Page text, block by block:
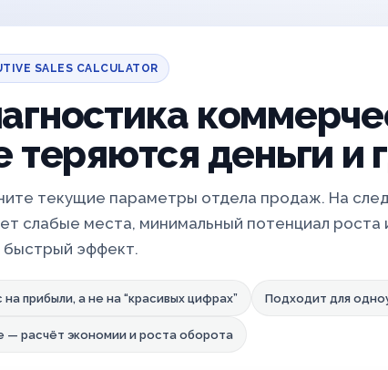
SALES CALCULATOR
теряются деньги и
текущие параметры отдела продаж. На
слабые места, минимальный потенциал роста
быстрый эффект.
на прибыли, а не на “красивых цифрах” Подходит для
— расчёт экономии и роста оборота